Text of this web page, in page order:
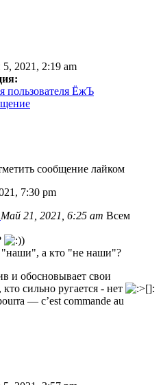
2021, 2:19 am
пользователя ЁжЪ
сообщение лайком
7:30 pm
Май 21, 2021, 6:25 am Всем
)
"наши", а кто "не наши"?
и обосновывает свои
сильно ругается - нет
— c’est commande au